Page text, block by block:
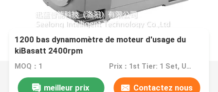
1200 bas dynamomètre de moteur d'usage du
kiBasatt 2400rpm
MOQ：1 Prix：1st Tier: 1 Set, Unit Price USD 3.00 2nd Tier: 2-5 Sets, Unit Price USD 2.00 3rd Tier: Over 5 Sets, Unit Price USD 1.00
meilleur prix Contactez nous